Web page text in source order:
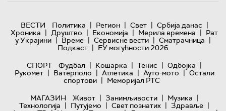
ВЕСТИ Политика | Регион | Свет | Србија данас |
Хроника | Друштво | Економија | Мерила времена | Рат
у Украјини | Време | Сервисне вести | Сматрачница |
Подкаст | ЕУ могућности 2026
СПОРТ
Фудбал | Кошарка | Тенис | Одбојка |
Рукомет | Ватерполо | Атлетика | Ауто-мото | Остали
спортови | Меморијал РТС
МАГАЗИН
Живот | Занимљивости | Музика |
Технологијa | Путујемо | Свет познатих | Здравље |